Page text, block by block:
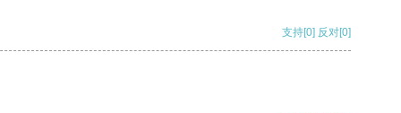
支持[0] 反对[0]